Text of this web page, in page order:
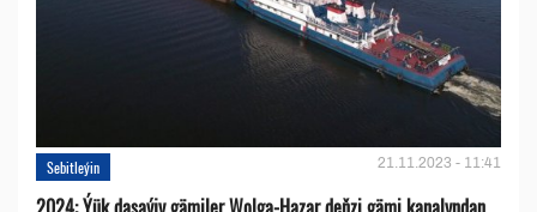
Sebitleýin 21.11.2023 - 11:41